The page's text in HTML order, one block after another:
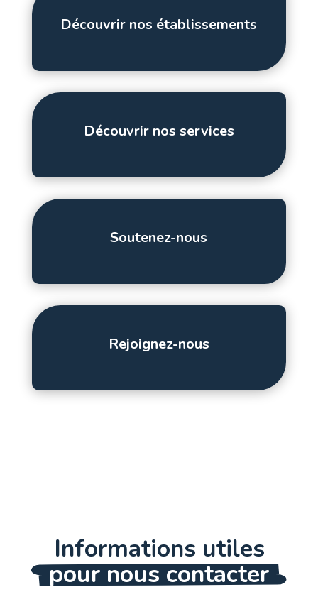
Découvrir nos établissements
Découvrir nos services
Soutenez-nous
Rejoignez-nous
Informations utiles
pour nous contacter